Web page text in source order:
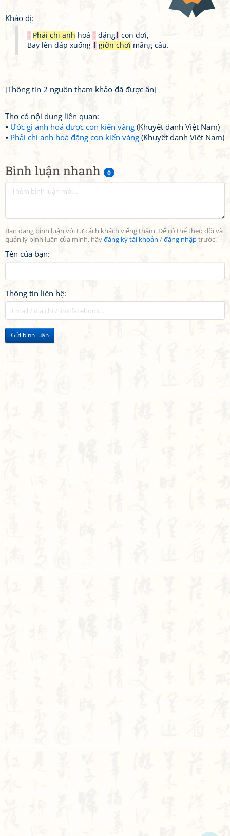
Bình luận nhanh 0
Bạn đang bình luận với tư cách khách viếng thăm. Để có thể theo dõi và
quản lý bình luận của mình, hãyđăng ký tài khoản /đăng nhậptrước.
Tên của bạn:
Thông tin liên hệ:
Gửi bình luận
Khảo dị:
‡ Phải chi anh hoá ‡ đặng‡ con dơi,
Bay lên đáp xuống ‡ giỡn chơi mãng cầu.
[Thông tin 2 nguồn tham khảo đã được ẩn]
Thơ có nội dung liên quan:
Ước gì anh hoá được con kiến vàng (Khuyết danh Việt Nam)
Phải chi anh hoá đặng con kiến vàng (Khuyết danh Việt Nam)